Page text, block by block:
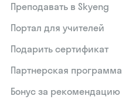
Преподавать в Skyeng
Портал для учителей
Подарить сертификат
Партнерская программа
Бонус за рекомендацию